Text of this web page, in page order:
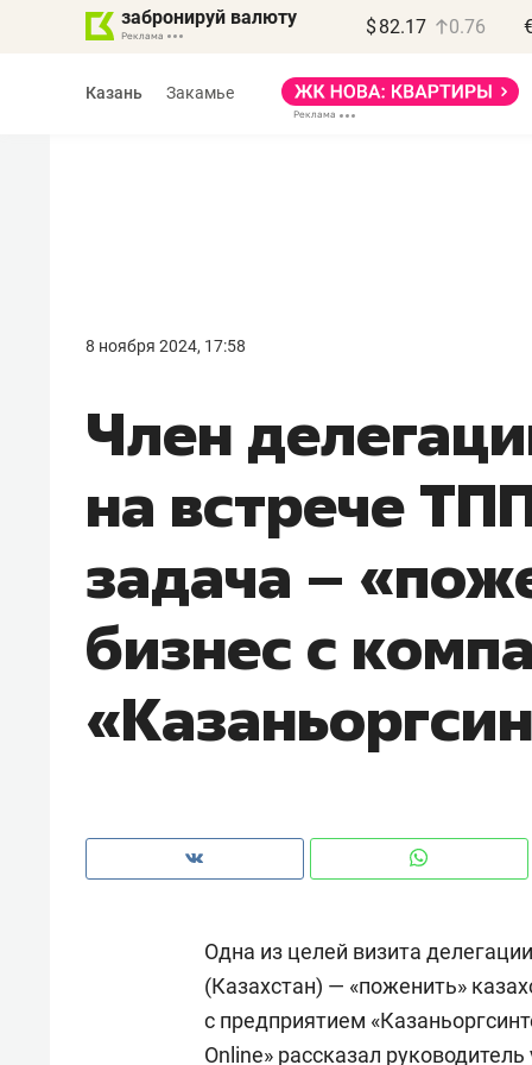
забронируй валюту $ 82.17 0.76
Казань Закамье
8 ноября 2024, 17:58
Член
на встрече
задача –
бизнес с
Одна из целей визита
(Казахстан) — «поженить»
с предприятием
Online» рассказал
правил, бизнес может
потерять минимум
Как бизнесу выйти на зарубежные
чем интересен Оман?
Рекомендуем
Как ГК «МИР ГРУПП» и ВТБ
создают оазис жилого
комфорта под Казанью
150
ID